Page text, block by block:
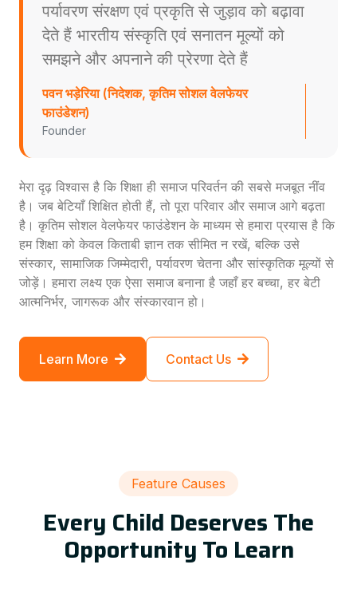
पर्यावरण संरक्षण एवं प्रकृति से जुड़ाव को बढ़ावा
देते हैं भारतीय संस्कृति एवं सनातन मूल्यों को
समझने और अपनाने की प्रेरणा देते हैं
पवन भड़ेरिया (निदेशक, कृतिम सोशल वेलफेयर
फाउंडेशन)
Founder
मेरा दृढ़ विश्वास है कि शिक्षा ही समाज परिवर्तन की सबसे मजबूत नींव
है। जब बेटियाँ शिक्षित होती हैं, तो पूरा परिवार और समाज आगे बढ़ता
है। कृतिम सोशल वेलफेयर फाउंडेशन के माध्यम से हमारा प्रयास है कि
हम शिक्षा को केवल किताबी ज्ञान तक सीमित न रखें, बल्कि उसे
संस्कार, सामाजिक जिम्मेदारी, पर्यावरण चेतना और सांस्कृतिक मूल्यों से
जोड़ें। हमारा लक्ष्य एक ऐसा समाज बनाना है जहाँ हर बच्चा, हर बेटी
आत्मनिर्भर, जागरूक और संस्कारवान हो।
Learn More Contact Us
Feature Causes
Every Child Deserves The
Opportunity To Learn